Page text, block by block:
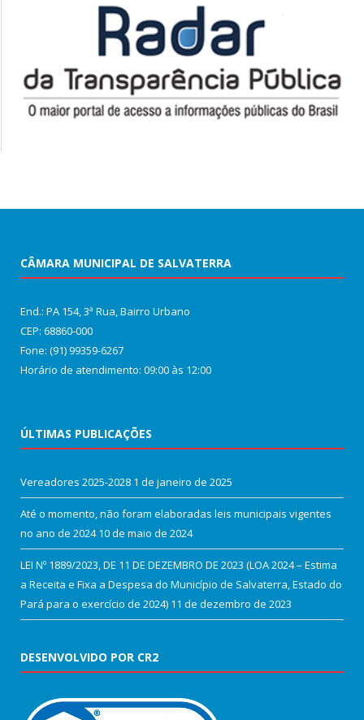
CÂMARA MUNICIPAL DE SALVATERRA
End.: PA 154, 3ª Rua, Bairro Urbano
CEP: 68860‑000
Fone: (91) 99359-6267
Horário de atendimento: 09:00 às 12:00
ÚLTIMAS PUBLICAÇÕES
Vereadores 2025-2028 1 de janeiro de 2025
Até o momento, não foram elaboradas leis municipais vigentes
no ano de 2024 10 de maio de 2024
LEI Nº 1889/2023, DE 11 DE DEZEMBRO DE 2023 (LOA 2024 – Estima
a Receita e Fixa a Despesa do Município de Salvaterra, Estado do
Pará para o exercício de 2024) 11 de dezembro de 2023
DESENVOLVIDO POR CR2